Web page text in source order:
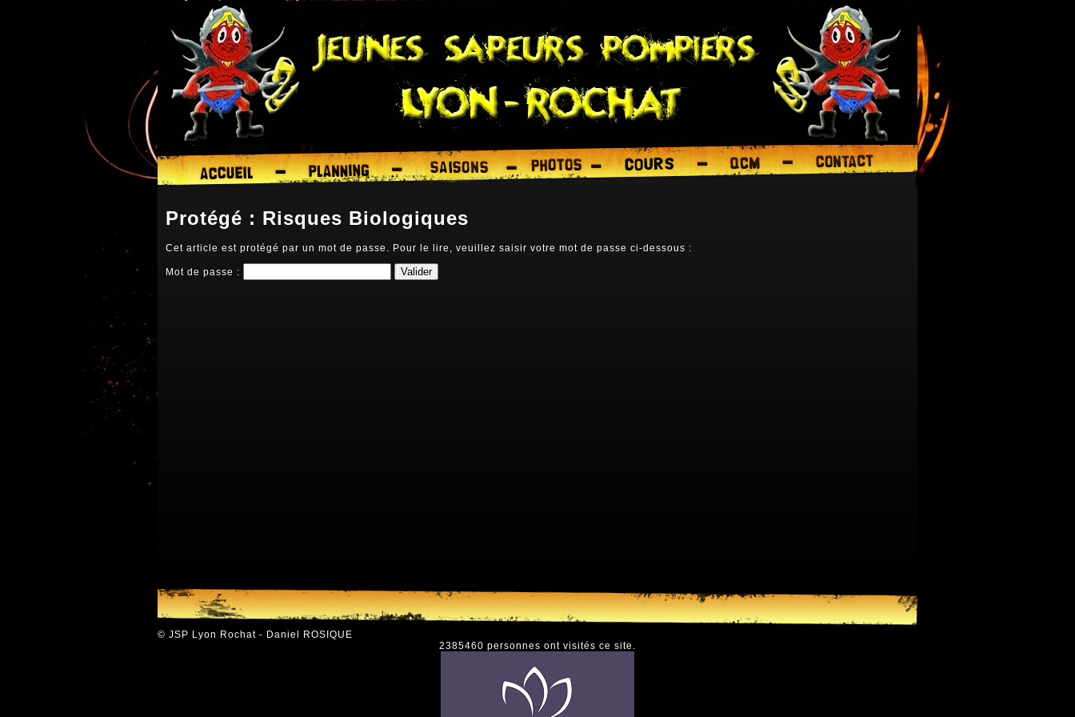
Protégé : Risques Biologiques
Cet article est protégé par un mot de passe. Pour le lire, veuillez saisir votre mot de passe ci-dessous :
Mot de passe :
© JSP Lyon Rochat - Daniel ROSIQUE
2385460 personnes ont visités ce site.